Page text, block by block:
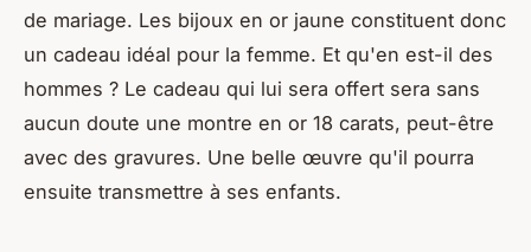
de mariage. Les bijoux en or jaune constituent donc
un cadeau idéal pour la femme. Et qu'en est-il des
hommes ? Le cadeau qui lui sera offert sera sans
aucun doute une montre en or 18 carats, peut-être
avec des gravures. Une belle œuvre qu'il pourra
ensuite transmettre à ses enfants.